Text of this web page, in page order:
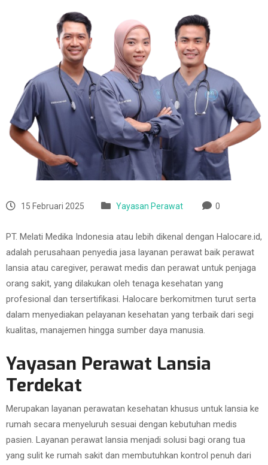
15 Februari 2025 Yayasan Perawat 0
PT. Melati Medika Indonesia atau lebih dikenal dengan Halocare.id,
adalah perusahaan penyedia jasa layanan perawat baik perawat
lansia atau caregiver, perawat medis dan perawat untuk penjaga
orang sakit, yang dilakukan oleh tenaga kesehatan yang
profesional dan tersertifikasi. Halocare berkomitmen turut serta
dalam menyediakan pelayanan kesehatan yang terbaik dari segi
kualitas, manajemen hingga sumber daya manusia.
Yayasan Perawat Lansia
Terdekat
Merupakan layanan perawatan kesehatan khusus untuk lansia ke
rumah secara menyeluruh sesuai dengan kebutuhan medis
pasien. Layanan perawat lansia menjadi solusi bagi orang tua
yang sulit ke rumah sakit dan membutuhkan kontrol penuh dari